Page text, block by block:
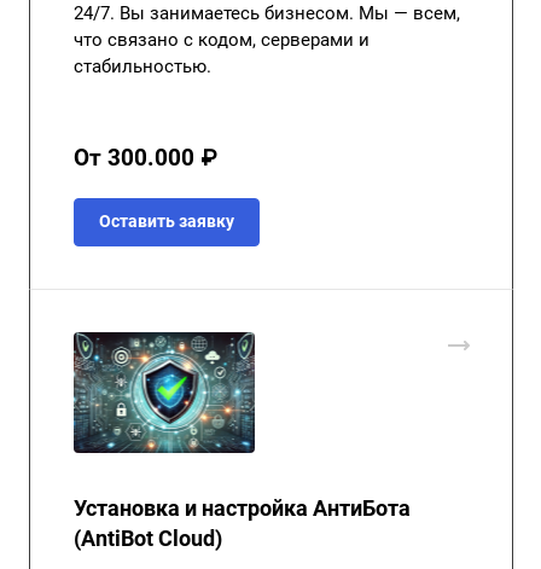
24/7. Вы занимаетесь бизнесом. Мы — всем,
что связано с кодом, серверами и
стабильностью.
От 300.000 ₽
Оставить заявку
Установка и настройка АнтиБота
(AntiBot Cloud)